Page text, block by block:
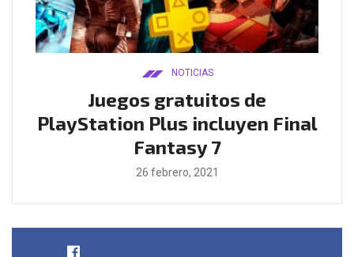
NOTICIAS
Juegos gratuitos de
PlayStation Plus incluyen Final
Fantasy 7
26 febrero, 2021